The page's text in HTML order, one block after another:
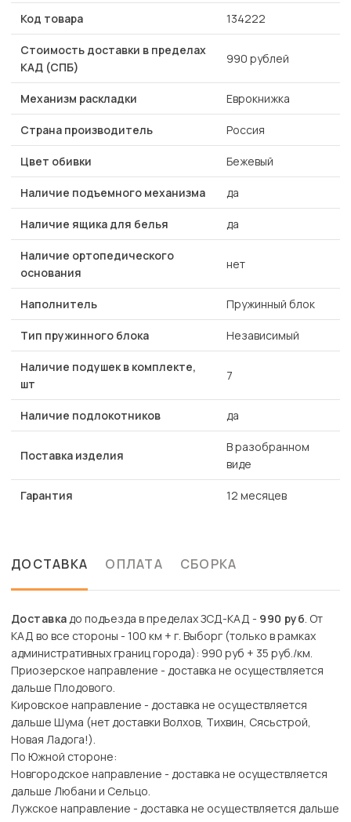
Код товара 134222
Стоимость доставки в пределах
КАД (СПБ)
990 рублей
Механизм раскладки Еврокнижка
Страна производитель Россия
Цвет обивки Бежевый
Наличие подъемного механизма да
Наличие ящика для белья да
Наличие ортопедического
основания
нет
Наполнитель Пружинный блок
Тип пружинного блока Независимый
Наличие подушек в комплекте,
шт
7
Наличие подлокотников да
Поставка изделия
В разобранном
виде
Гарантия 12 месяцев
ДОСТАВКА ОПЛАТА СБОРКА
Доставкадо подъезда в пределах ЗСД-КАД - 990 руб. От
КАД во все стороны - 100 км + г. Выборг (только в рамках
административных границ города): 990 руб + 35 руб./км.
Приозерское направление - доставка не осуществляется
дальше Плодового.
Кировское направление - доставка не осуществляется
дальше Шума (нет доставки Волхов, Тихвин, Сясьстрой,
Новая Ладога!).
По Южной стороне:
Новгородское направление - доставка не осуществляется
дальше Любани и Сельцо.
Лужское направление - доставка не осуществляется дальше